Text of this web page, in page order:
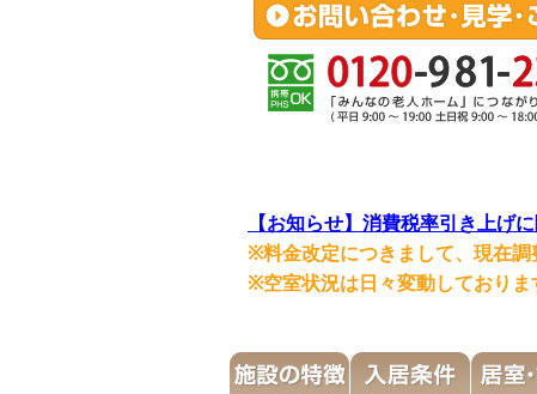
【お知らせ】消費税率引き上げ
※料金改定につきまして、現在調
※空室状況は日々変動しておりま